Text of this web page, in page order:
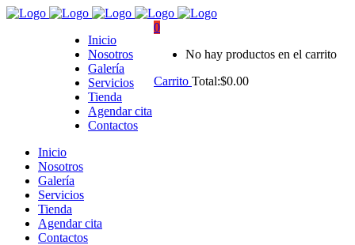
0
No hay productos en el carrito
Carrito Total:$0.00
Inicio
Nosotros
Galería
Servicios
Tienda
Agendar cita
Contactos
Inicio
Nosotros
Galería
Servicios
Tienda
Agendar cita
Contactos